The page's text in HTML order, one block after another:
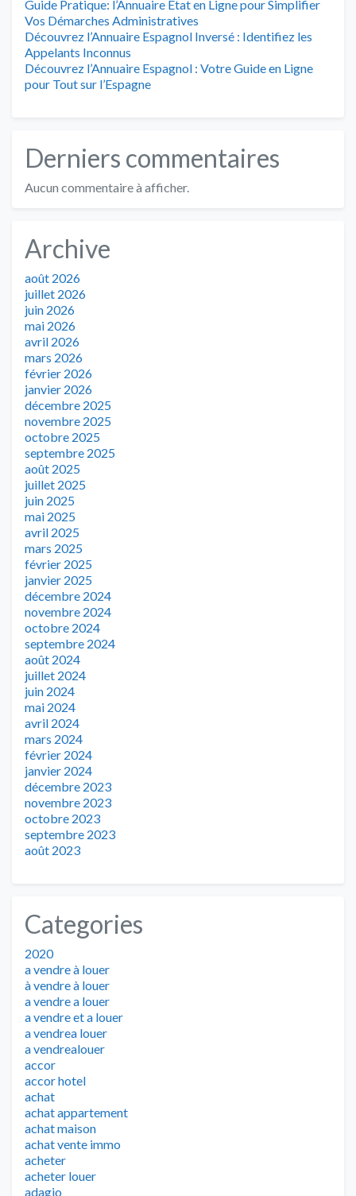
Guide Pratique: l’Annuaire État en Ligne pour Simplifier
Vos Démarches Administratives
Découvrez l’Annuaire Espagnol Inversé : Identifiez les
Appelants Inconnus
Découvrez l’Annuaire Espagnol : Votre Guide en Ligne
pour Tout sur l’Espagne
Derniers commentaires
Aucun commentaire à afficher.
Archive
août 2026
juillet 2026
juin 2026
mai 2026
avril 2026
mars 2026
février 2026
janvier 2026
décembre 2025
novembre 2025
octobre 2025
septembre 2025
août 2025
juillet 2025
juin 2025
mai 2025
avril 2025
mars 2025
février 2025
janvier 2025
décembre 2024
novembre 2024
octobre 2024
septembre 2024
août 2024
juillet 2024
juin 2024
mai 2024
avril 2024
mars 2024
février 2024
janvier 2024
décembre 2023
novembre 2023
octobre 2023
septembre 2023
août 2023
Categories
2020
a vendre à louer
à vendre à louer
a vendre a louer
a vendre et a louer
a vendrea louer
a vendrealouer
accor
accor hotel
achat
achat appartement
achat maison
achat vente immo
acheter
acheter louer
adagio